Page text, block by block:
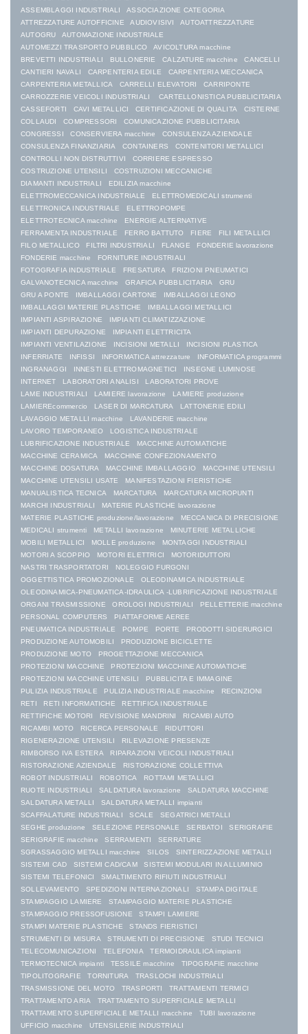
ASSEMBLAGGI INDUSTRIALI
ASSOCIAZIONE CATEGORIA
ATTREZZATURE AUTOFFICINE
AUDIOVISIVI
AUTOATTREZZATURE
AUTOGRU
AUTOMAZIONE INDUSTRIALE
AUTOMEZZI TRASPORTO PUBBLICO
AVICOLTURA macchine
BREVETTI INDUSTRIALI
BULLONERIE CALZATURE macchine
CANCELLI
CANTIERI NAVALI
CARPENTERIA EDILE
CARPENTERIA MECCANICA
CARPENTERIA METALLICA
CARRELLI ELEVATORI
CARRIPONTE
CARROZZERIE VEICOLI INDUSTRIALI
CARTELLONISTICA PUBBLICITARIA
CASSEFORTI
CAVI METALLICI CERTIFICAZIONE DI QUALITA
CISTERNE
COLLAUDI
COMPRESSORI
COMUNICAZIONE PUBBLICITARIA
CONGRESSI
CONSERVIERA macchine
CONSULENZA AZIENDALE
CONSULENZA FINANZIARIA
CONTAINERS
CONTENITORI METALLICI
CONTROLLI NON DISTRUTTIVI
CORRIERE ESPRESSO
COSTRUZIONE UTENSILI
COSTRUZIONI MECCANICHE
DIAMANTI INDUSTRIALI
EDILIZIA macchine
ELETTROMECCANICA INDUSTRIALE
ELETTROMEDICALI strumenti
ELETTRONICA INDUSTRIALE
ELETTROPOMPE
ELETTROTECNICA macchine
ENERGIE ALTERNATIVE
FERRAMENTA INDUSTRIALE
FERRO BATTUTO FIERE
FILI METALLICI
FILO METALLICO
FILTRI INDUSTRIALI FLANGE
FONDERIE lavorazione
FONDERIE macchine
FORNITURE INDUSTRIALI
FOTOGRAFIA INDUSTRIALE
FRESATURA
FRIZIONI PNEUMATICI
GALVANOTECNICA macchine
GRAFICA PUBBLICITARIA
GRU
GRU A PONTE
IMBALLAGGI CARTONE
IMBALLAGGI LEGNO
IMBALLAGGI MATERIE PLASTICHE
IMBALLAGGI METALLICI
IMPIANTI ASPIRAZIONE
IMPIANTI CLIMATIZZAZIONE
IMPIANTI DEPURAZIONE
IMPIANTI ELETTRICITA
IMPIANTI VENTILAZIONE
INCISIONI METALLI
INCISIONI PLASTICA
INFERRIATE
INFISSI INFORMATICA attrezzature
INFORMATICA programmi
INGRANAGGI
INNESTI ELETTROMAGNETICI
INSEGNE LUMINOSE
INTERNET
LABORATORI ANALISI
LABORATORI PROVE
LAME INDUSTRIALI
LAMIERE lavorazione
LAMIERE produzione
LAMIEREcommercio
LASER DI MARCATURA
LATTONERIE EDILI
LAVAGGIO METALLI macchine
LAVANDERIE macchine
LAVORO TEMPORANEO
LOGISTICA INDUSTRIALE
LUBRIFICAZIONE INDUSTRIALE
MACCHINE AUTOMATICHE
MACCHINE CERAMICA
MACCHINE CONFEZIONAMENTO
MACCHINE DOSATURA
MACCHINE IMBALLAGGIO
MACCHINE UTENSILI
MACCHINE UTENSILI USATE
MANIFESTAZIONI FIERISTICHE
MANUALISTICA TECNICA
MARCATURA
MARCATURA MICROPUNTI
MARCHI INDUSTRIALI
MATERIE PLASTICHE lavorazione
MATERIE PLASTICHE produzione/lavorazione
MECCANICA DI PRECISIONE
MEDICALI strumenti
METALLI lavorazione
MINUTERIE METALLICHE
MOBILI METALLICI
MOLLE produzione
MONTAGGI INDUSTRIALI
MOTORI A SCOPPIO
MOTORI ELETTRICI
MOTORIDUTTORI
NASTRI TRASPORTATORI
NOLEGGIO FURGONI
OGGETTISTICA PROMOZIONALE
OLEODINAMICA INDUSTRIALE
OLEODINAMICA-PNEUMATICA-IDRAULICA -LUBRIFICAZIONE INDUSTRIALE
ORGANI TRASMISSIONE
OROLOGI INDUSTRIALI
PELLETTERIE macchine
PERSONAL COMPUTERS
PIATTAFORME AEREE
PNEUMATICA INDUSTRIALE
POMPE PORTE
PRODOTTI SIDERURGICI
PRODUZIONE AUTOMOBILI
PRODUZIONE BICICLETTE
PRODUZIONE MOTO
PROGETTAZIONE MECCANICA
PROTEZIONI MACCHINE
PROTEZIONI MACCHINE AUTOMATICHE
PROTEZIONI MACCHINE UTENSILI
PUBBLICITA E IMMAGINE
PULIZIA INDUSTRIALE
PULIZIA INDUSTRIALE macchine
RECINZIONI
RETI
RETI INFORMATICHE
RETTIFICA INDUSTRIALE
RETTIFICHE MOTORI
REVISIONE MANDRINI
RICAMBI AUTO
RICAMBI MOTO
RICERCA PERSONALE
RIDUTTORI
RIGENERAZIONE UTENSILI
RILEVAZIONE PRESENZE
RIMBORSO IVA ESTERA
RIPARAZIONI VEICOLI INDUSTRIALI
RISTORAZIONE AZIENDALE
RISTORAZIONE COLLETTIVA
ROBOT INDUSTRIALI
ROBOTICA
ROTTAMI METALLICI
RUOTE INDUSTRIALI
SALDATURA lavorazione
SALDATURA MACCHINE
SALDATURA METALLI
SALDATURA METALLI impianti
SCAFFALATURE INDUSTRIALI
SCALE
SEGATRICI METALLI
SEGHE produzione
SELEZIONE PERSONALE SERBATOI
SERIGRAFIE
SERIGRAFIE macchine
SERRAMENTI
SERRATURE
SGRASSAGGIO METALLI macchine
SILOS
SINTERIZZAZIONE METALLI
SISTEMI CAD
SISTEMI CAD/CAM
SISTEMI MODULARI IN ALLUMINIO
SISTEMI TELEFONICI
SMALTIMENTO RIFIUTI INDUSTRIALI
SOLLEVAMENTO
SPEDIZIONI INTERNAZIONALI
STAMPA DIGITALE
STAMPAGGIO LAMIERE
STAMPAGGIO MATERIE PLASTICHE
STAMPAGGIO PRESSOFUSIONE
STAMPI LAMIERE
STAMPI MATERIE PLASTICHE
STANDS FIERISTICI
STRUMENTI DI MISURA
STRUMENTI DI PRECISIONE
STUDI TECNICI
TELECOMUNICAZIONI
TELEFONIA
TERMOIDRAULICA impianti
TERMOTECNICA impianti
TESSILE macchine
TIPOGRAFIE macchine
TIPOLITOGRAFIE
TORNITURA
TRASLOCHI INDUSTRIALI
TRASMISSIONE DEL MOTO
TRASPORTI
TRATTAMENTI TERMICI
TRATTAMENTO ARIA
TRATTAMENTO SUPERFICIALE METALLI
TRATTAMENTO SUPERFICIALE METALLI macchine
TUBI lavorazione
UFFICIO macchine
UTENSILERIE INDUSTRIALI